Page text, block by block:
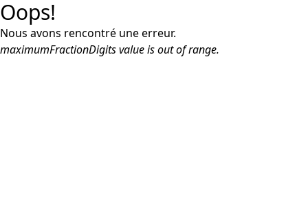
Oops!
Nous avons rencontré une erreur.
maximumFractionDigits value is out of range.